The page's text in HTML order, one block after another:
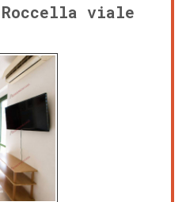
viale